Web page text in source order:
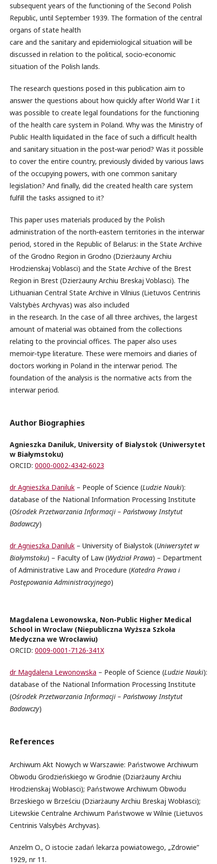
subsequent years of the functioning of the Second Polish
Republic, until September 1939. The formation of the central
organs of state health
care and the sanitary and epidemiological situation will be
discussed in relation to the political, socio‑economic
situation of the Polish lands.
The research questions posed in this publication aim to
answer the questions about how quickly after World War I it
was possible to create legal foundations for the functioning
of the health care system in Poland. Why was the Ministry of
Public Health liquidated in the face of such a difficult health
and sanitary situation in the post‑war period? Was it possible
to cover the entire country, previously divided by various laws
of the occupying powers, with one common sanitary
legislation? And finally, did the created health care system
fulfill the tasks assigned to it?
This paper uses materials produced by the Polish
administration of the north‑eastern territories in the interwar
period, stored in the Republic of Belarus: in the State Archive
of the Grodno Region in Grodno (Dzierżauny Archiu
Hrodzienskaj Voblasci) and the State Archive of the Brest
Region in Brest (Dzierżauny Archiu Breskaj Voblasci). The
Lithuanian Central State Archive in Vilnius (Lietuvos Centrinis
Valstybės Archyvas) was also included
in the research. In the case of all three archives, the largest
amount of material was obtained from the collections
relating to the provincial offices. The paper also uses
memoir‑type literature. These were memoirs and diaries of
doctors working in Poland in the interwar period. The
foundation of the analysis is the normative acts from the
interwar period.
Author Biographies
Agnieszka Daniluk, University of Bialystok (Uniwersytet
w Białymstoku)
ORCID: 0000-0002-4342-6023
dr Agnieszka Daniluk – People of Science (Ludzie Nauki):
database of the National Information Processing Institute
(Ośrodek Przetwarzania Informacji – Państwowy Instytut
Badawczy)
dr Agnieszka Daniluk – University of Bialystok (Uniwersytet w
Białymstoku) – Faculty of Law (Wydział Prawa) – Department
of Administrative Law and Procedure (Katedra Prawa i
Postępowania Administracyjnego)
Magdalena Lewonowska, Non-Public Higher Medical
School in Wroclaw (Niepubliczna Wyższa Szkoła
Medyczna we Wrocławiu)
ORCID: 0009-0001-7126-341X
dr Magdalena Lewonowska – People of Science (Ludzie Nauki):
database of the National Information Processing Institute
(Ośrodek Przetwarzania Informacji – Państwowy Instytut
Badawczy)
References
Archiwum Akt Nowych w Warszawie: Państwowe Archiwum
Obwodu Grodzieńskiego w Grodnie (Dziarżauny Archiu
Hrodzienskaj Wobłasci); Państwowe Archiwum Obwodu
Brzeskiego w Brześciu (Dziarżauny Archiu Breskaj Wobłasci);
Litewskie Centralne Archiwum Państwowe w Wilnie (Lietuvos
Centrinis Valsybės Archyvas).
Anzelm O., O istocie zadań lekarza powiatowego, „Zdrowie”
1929, nr 11.